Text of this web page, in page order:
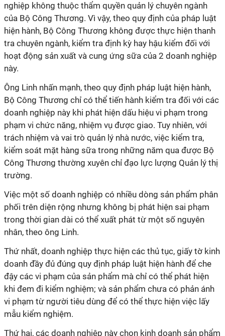
nghiệp không thuộc thẩm quyền quản lý chuyên ngành
của Bộ Công Thương. Vì vậy, theo quy định của pháp luật
hiện hành, Bộ Công Thương không được thực hiện thanh
tra chuyên ngành, kiểm tra định kỳ hay hậu kiểm đối với
hoạt động sản xuất và cung ứng sữa của 2 doanh nghiệp
này.
Ông Linh nhấn mạnh, theo quy định pháp luật hiện hành,
Bộ Công Thương chỉ có thể tiến hành kiểm tra đối với các
doanh nghiệp này khi phát hiện dấu hiệu vi phạm trong
phạm vi chức năng, nhiệm vụ được giao. Tuy nhiên, với
trách nhiệm và vai trò quản lý nhà nước, việc kiểm tra,
kiểm soát mặt hàng sữa trong những năm qua được Bộ
Công Thương thường xuyên chỉ đạo lực lượng Quản lý thị
trường.
Việc một số doanh nghiệp có nhiều dòng sản phẩm phân
phối trên diện rộng nhưng không bị phát hiện sai phạm
trong thời gian dài có thể xuất phát từ một số nguyên
nhân, theo ông Linh.
Thứ nhất, doanh nghiệp thực hiện các thủ tục, giấy tờ kinh
doanh đầy đủ đúng quy định pháp luật hiện hành để che
đậy các vi phạm của sản phẩm mà chỉ có thể phát hiện
khi đem đi kiểm nghiệm; và sản phẩm chưa có phản ánh
vi phạm từ người tiêu dùng để có thể thực hiện việc lấy
mẫu kiểm nghiệm.
Thứ hai, các doanh nghiệp này chọn kinh doanh sản phẩm